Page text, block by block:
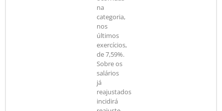
na
categoria,
nos
últimos
exercícios,
de 7,59%.
Sobre os
salários
já
reajustados
incidirá